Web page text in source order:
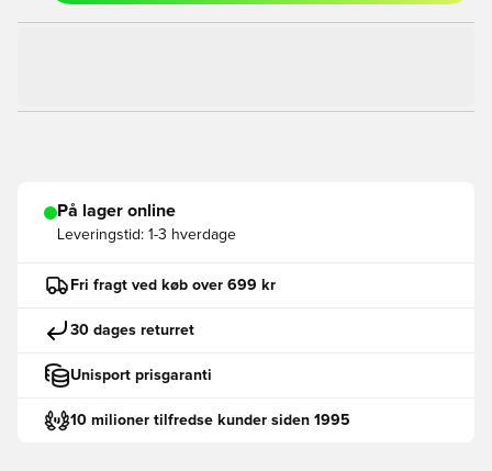
På lager online
Leveringstid: 1-3 hverdage
Fri fragt ved køb over 699 kr
30 dages returret
Unisport prisgaranti
10 milioner tilfredse kunder siden 1995